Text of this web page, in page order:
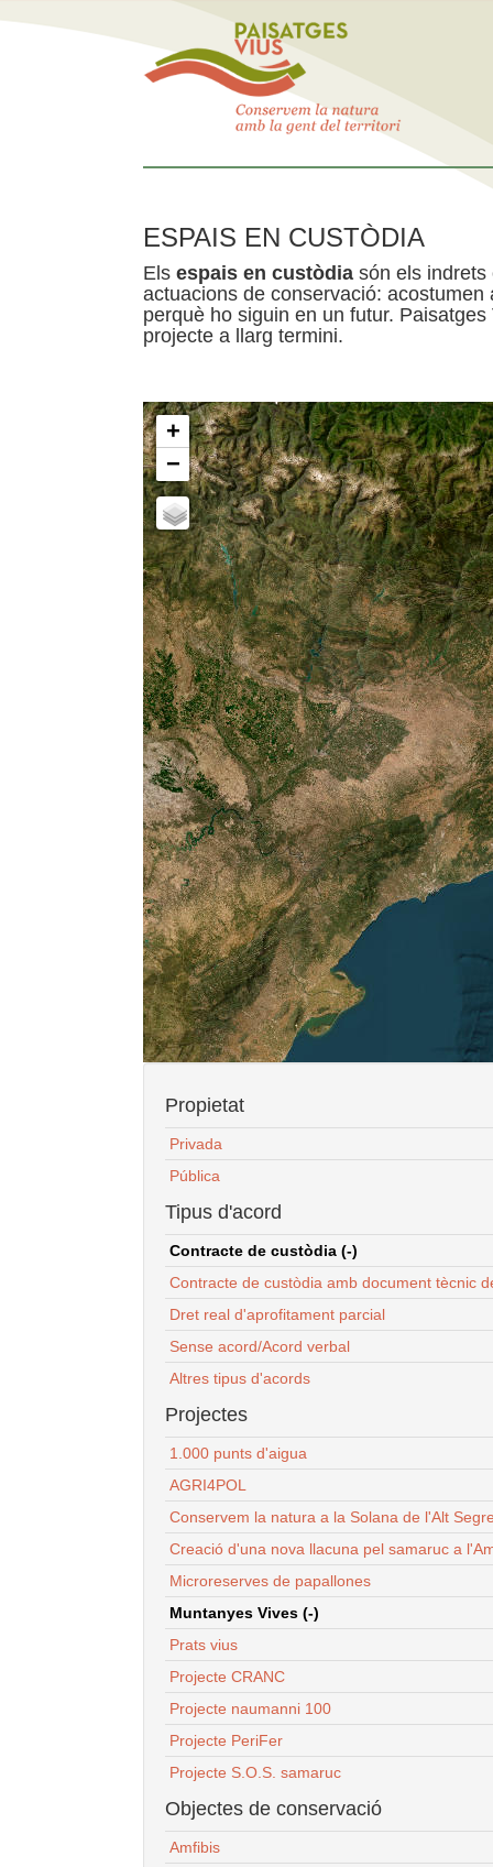
ESPAIS EN CUSTÒDIA
Els espais en custòdia són els indrets
actuacions de conservació:
perquè ho siguin en un futur.
projecte a llarg termini.
+
−
Propietat
Privada
Pública
Tipus d'acord
Contracte de custòdia (-)
Contracte de custòdia amb document tècnic
Dret real d'aprofitament parcial
Sense acord/Acord verbal
Altres tipus d'acords
Projectes
1.000 punts d'aigua
AGRI4POL
Conservem la natura a la Solana de l'Alt
Creació d'una nova llacuna pel samaruc a
Microreserves de papallones
Muntanyes Vives (-)
Prats vius
Projecte CRANC
Projecte naumanni 100
Projecte PeriFer
Projecte S.O.S. samaruc
Objectes de conservació
Amfibis